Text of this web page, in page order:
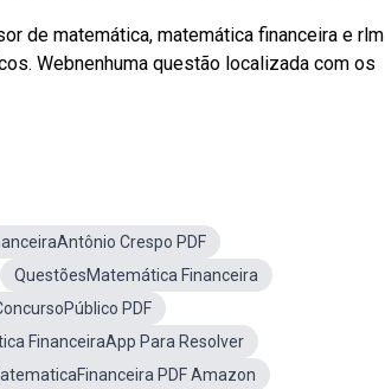
de matemática, matemática financeira e rlm
Webnenhuma questão localizada com os
Crespo PDF
QuestõesMatemática Financeira
PDF
FinanceiraApp Para Resolver
PDF Amazon